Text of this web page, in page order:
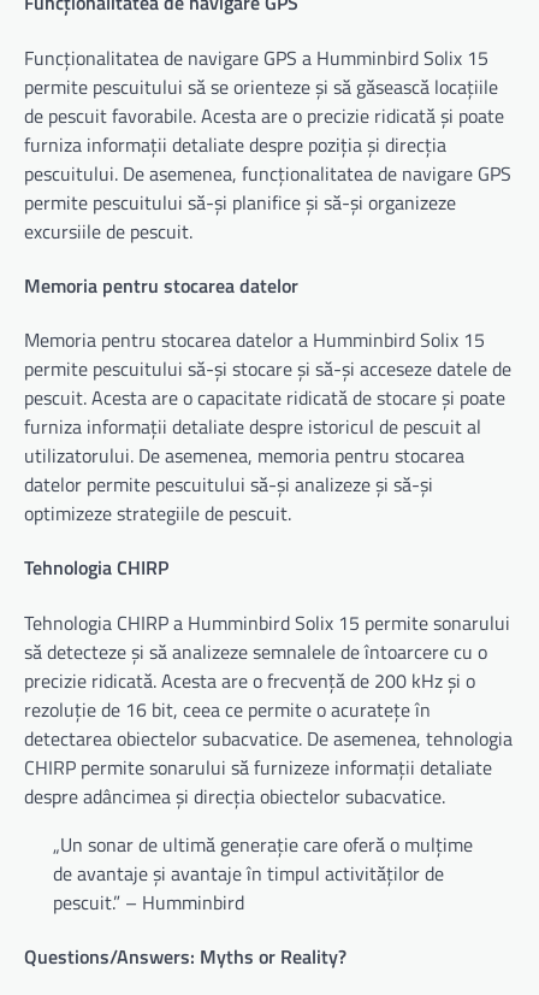
Funcționalitatea de navigare GPS a Humminbird Solix 15
permite pescuitului să se orienteze și să găsească locațiile
de pescuit favorabile. Acesta are o precizie ridicată și poate
furniza informații detaliate despre poziția și direcția
pescuitului. De asemenea, funcționalitatea de navigare GPS
permite pescuitului să-și planifice și să-și organizeze
excursiile de pescuit.
Memoria pentru stocarea datelor
Memoria pentru stocarea datelor a Humminbird Solix 15
permite pescuitului să-și stocare și să-și acceseze datele de
pescuit. Acesta are o capacitate ridicată de stocare și poate
furniza informații detaliate despre istoricul de pescuit al
utilizatorului. De asemenea, memoria pentru stocarea
datelor permite pescuitului să-și analizeze și să-și
optimizeze strategiile de pescuit.
Tehnologia CHIRP
Tehnologia CHIRP a Humminbird Solix 15 permite sonarului
să detecteze și să analizeze semnalele de întoarcere cu o
precizie ridicată. Acesta are o frecvență de 200 kHz și o
rezoluție de 16 bit, ceea ce permite o acuratețe în
detectarea obiectelor subacvatice. De asemenea, tehnologia
CHIRP permite sonarului să furnizeze informații detaliate
despre adâncimea și direcția obiectelor subacvatice.
„Un sonar de ultimă generație care oferă o mulțime
de avantaje și avantaje în timpul activităților de
pescuit.” – Humminbird
Questions/Answers: Myths or Reality?